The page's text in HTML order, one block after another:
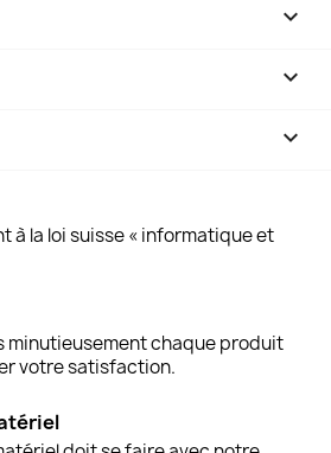


keyboard_arrow_down
à la loi suisse « informatique et
minutieusement chaque produit
votre satisfaction.